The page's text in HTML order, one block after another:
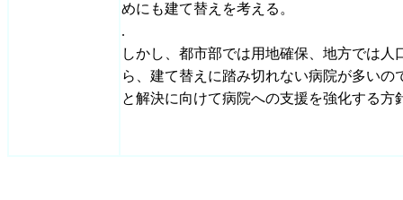
めにも建て替えを考える。
.
しかし、都市部では用地確保、地方では
ら、建て替えに踏み切れない病院が多い
と解決に向けて病院への支援を強化する方